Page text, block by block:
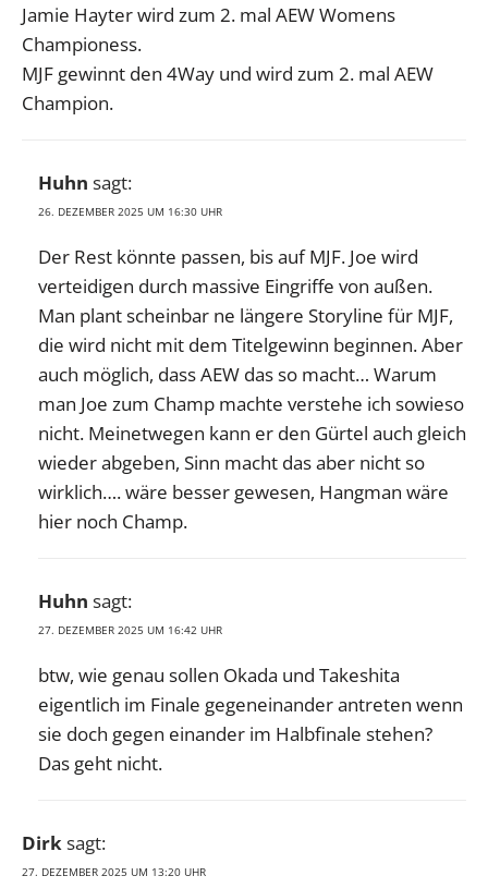
Jamie Hayter wird zum 2. mal AEW Womens
Championess.
MJF gewinnt den 4Way und wird zum 2. mal AEW
Champion.
Huhn sagt:
26. DEZEMBER 2025 UM 16:30 UHR
Der Rest könnte passen, bis auf MJF. Joe wird
verteidigen durch massive Eingriffe von außen.
Man plant scheinbar ne längere Storyline für MJF,
die wird nicht mit dem Titelgewinn beginnen. Aber
auch möglich, dass AEW das so macht… Warum
man Joe zum Champ machte verstehe ich sowieso
nicht. Meinetwegen kann er den Gürtel auch gleich
wieder abgeben, Sinn macht das aber nicht so
wirklich…. wäre besser gewesen, Hangman wäre
hier noch Champ.
Huhn sagt:
27. DEZEMBER 2025 UM 16:42 UHR
btw, wie genau sollen Okada und Takeshita
eigentlich im Finale gegeneinander antreten wenn
sie doch gegen einander im Halbfinale stehen?
Das geht nicht.
Dirksagt:
27. DEZEMBER 2025 UM 13:20 UHR